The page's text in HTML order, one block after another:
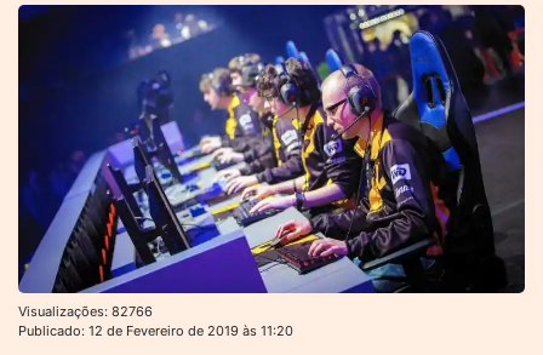
Visualizações: 82766
Publicado: 12 de Fevereiro de 2019 às 11:20